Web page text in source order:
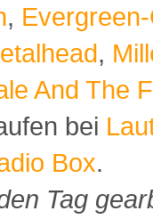
,
,
And The
bei
Box.
Tag